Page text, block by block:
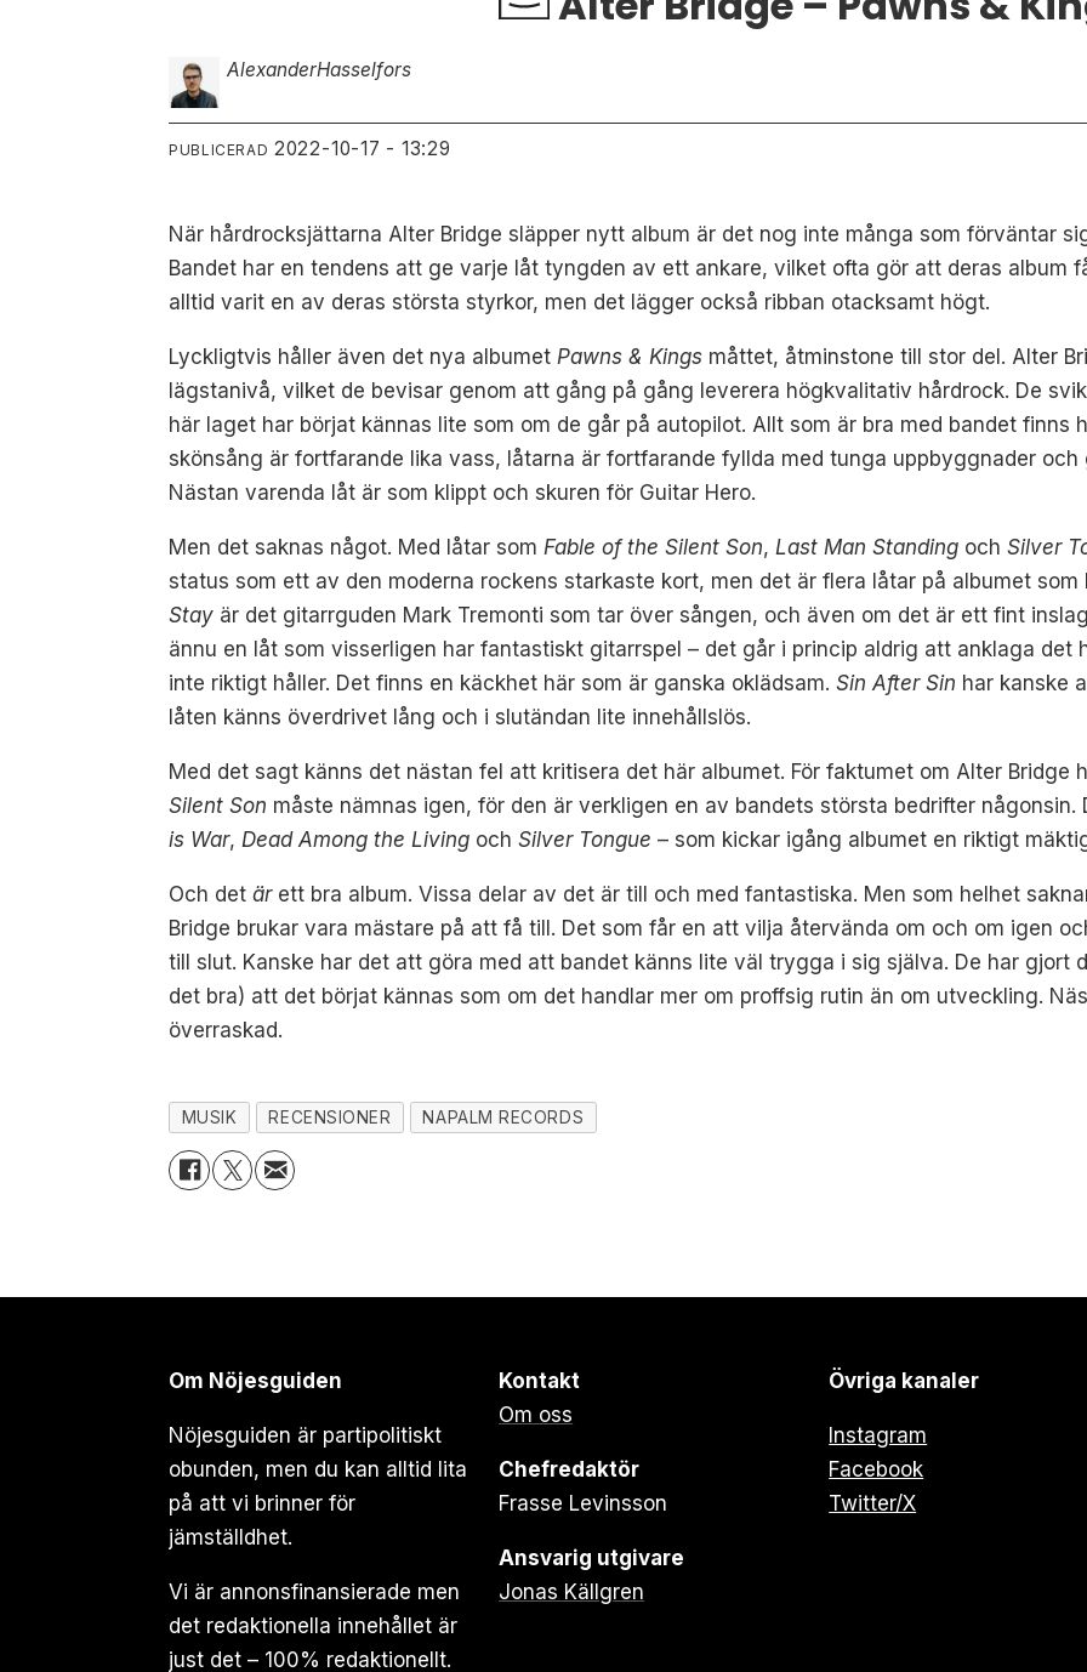
AlexanderHasselfors
PUBLICERAD 2022-10-17 - 13:29
När hårdrocksjättarna Alter Bridge släpper nytt album är det nog inte många som förväntar
Bandet har en tendens att ge varje låt tyngden av ett ankare, vilket ofta gör att deras album
alltid varit en av deras största styrkor, men det lägger också ribban otacksamt högt.
Lyckligtvis håller även det nya albumetPawns & Kings måttet, åtminstone till stor del. Alter
lägstanivå, vilket de bevisar genom att gång på gång leverera högkvalitativ hårdrock. De
här laget har börjat kännas lite som om de går på autopilot. Allt som är bra med bandet finns
skönsång är fortfarande lika vass, låtarna är fortfarande fyllda med tunga uppbyggnader
Nästan varenda låt är som klippt och skuren för Guitar Hero.
Men det saknas något. Med låtar somFable of the Silent Son,Last Man Standing och Silver
status som ett av den moderna rockens starkaste kort, men det är flera låtar på albumet
Stay är det gitarrguden Mark Tremonti som tar över sången, och även om det är ett fint
ännu en låt som visserligen har fantastiskt gitarrspel – det går i princip aldrig att anklaga det
inte riktigt håller. Det finns en käckhet här som är ganska oklädsam.Sin After Sin har kanske
låten känns överdrivet lång och i slutändan lite innehållslös.
Med det sagt känns det nästan fel att kritisera det här albumet. För faktumet om Alter Bridge
Silent Son måste nämnas igen, för den är verkligen en av bandets största bedrifter
is War,Dead Among the Living ochSilver Tongue – som kickar igång albumet en riktigt
Och detär ett bra album. Vissa delar av det är till och med fantastiska. Men som helhet
Bridge brukar vara mästare på att få till. Det som får en att vilja återvända om och om igen
till slut. Kanske har det att göra med att bandet känns lite väl trygga i sig själva. De har gjort
det bra) att det börjat kännas som om det handlar mer om proffsig rutin än om utveckling.
överraskad.
MUSIK RECENSIONER NAPALM RECORDS
Om Nöjesguiden
Nöjesguiden är partipolitiskt
obunden, men du kan alltid lita
på att vi brinner för
jämställdhet.
Vi är annonsfinansierade men
det redaktionella innehållet är
just det – 100% redaktionellt.
Kontakt
Om oss
Chefredaktör
Frasse Levinsson
Ansvarig utgivare
Jonas Källgren
Övriga kanaler
Instagram
Facebook
Twitter/X